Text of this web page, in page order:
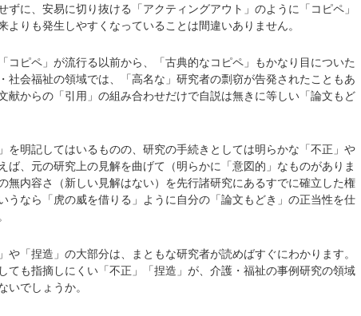
ずに、安易に切り抜ける「アクティングアウト」のように「コピペ」
よりも発生しやすくなっていることは間違いありません。
ピペ」が流行る以前から、「古典的なコピペ」もかなり目についた
社会福祉の領域では、「高名な」研究者の剽窃が告発されたこともあ
献からの「引用」の組み合わせだけで自説は無きに等しい「論文もど
明記してはいるものの、研究の手続きとしては明らかな「不正」や
ば、元の研究上の見解を曲げて（明らかに「意図的」なものがありま
無内容さ（新しい見解はない）を先行諸研究にあるすでに確立した権
うなら「虎の威を借りる」ように自分の「論文もどき」の正当性を仕
「捏造」の大部分は、まともな研究者が読めばすぐにわかります。
ても指摘しにくい「不正」「捏造」が、介護・福祉の事例研究の領域
いでしょうか。